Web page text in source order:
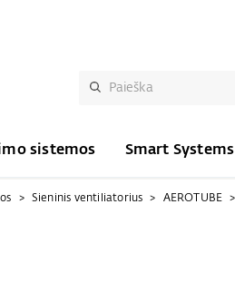
sistemos Smart Systems
Sieninis ventiliatorius AEROTUBE